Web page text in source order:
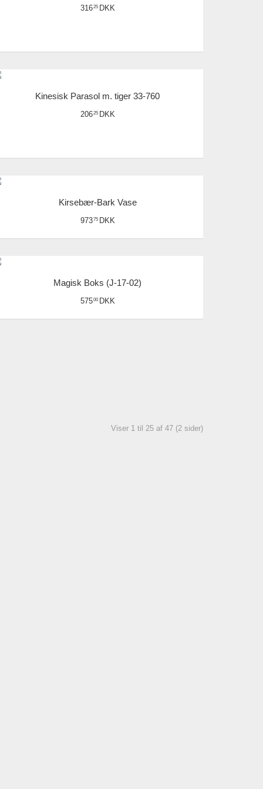
31625 DKK
Kinesisk Parasol m. tiger 33-760
20625 DKK
Kirsebær-Bark Vase
97375 DKK
Magisk Boks (J-17-02)
57500 DKK
Viser 1 til 25 af 47 (2 sider)